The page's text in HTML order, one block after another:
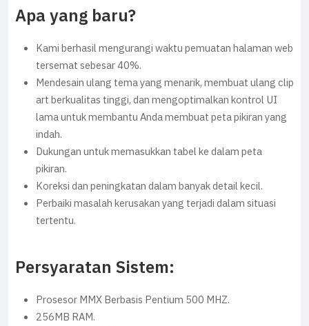
Apa yang baru?
Kami berhasil mengurangi waktu pemuatan halaman web
tersemat sebesar 40%.
Mendesain ulang tema yang menarik, membuat ulang clip
art berkualitas tinggi, dan mengoptimalkan kontrol UI
lama untuk membantu Anda membuat peta pikiran yang
indah.
Dukungan untuk memasukkan tabel ke dalam peta
pikiran.
Koreksi dan peningkatan dalam banyak detail kecil.
Perbaiki masalah kerusakan yang terjadi dalam situasi
tertentu.
Persyaratan Sistem:
Prosesor MMX Berbasis Pentium 500 MHZ.
256MB RAM.